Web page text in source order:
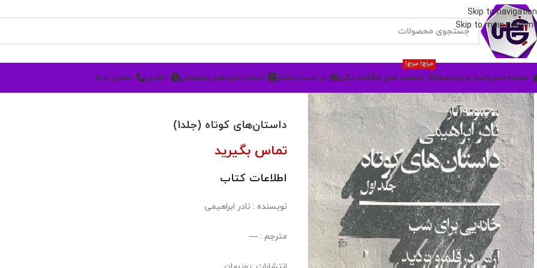
Skip to navigation
Skip to main content
صفحه اصلیاخبار و رویدادها تخفیف های شگفت انگیز
حراج! حراج!
در دست انتشار دسته بندی های موضوعی ناشران تماس با ما
داستان‌های کوتاه (جلد1)
تماس بگیرید
اطلاعات کتاب
نویسنده : نادر ابراهیمی
مترجم : —